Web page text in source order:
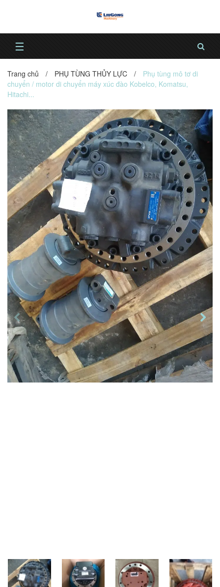
☰
Trang chủ / PHỤ TÙNG THỦY LỰC /
Phụ tùng mô tơ di
chuyển / motor di chuyển máy xúc đào Kobelco, Komatsu,
Hitachi...